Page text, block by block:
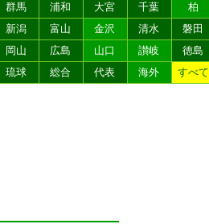
群馬 浦和 大宮 千葉
柏
新潟 富山 金沢 清水
磐田
岡山 広島 山口 讃岐
徳島
琉球 総合 代表 海外 すべて